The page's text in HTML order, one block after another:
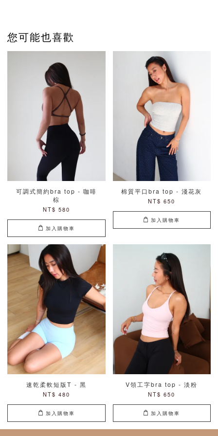
您可能也喜歡
可調式簡約bra top - 咖啡
棕
NT$ 580
加入購物車
棉質平口bra top - 淺花灰
NT$ 650
加入購物車
速乾柔軟短版T - 黑
NT$ 480
加入購物車
V領工字bra top - 淡粉
NT$ 650
加入購物車